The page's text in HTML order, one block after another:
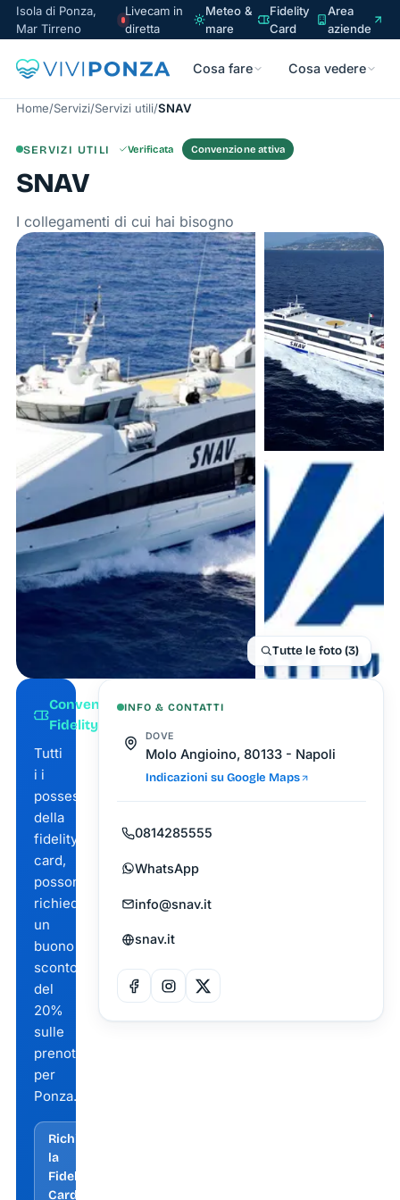
Isola di Ponza,
Mar Tirreno
Livecam in
diretta
Meteo &
mare
Fidelity
Card
Area
aziende
Cosa fare Cosa vedere
Home/Servizi/Servizi utili/SNAV
SERVIZI UTILI Verificata Convenzione attiva
SNAV
I collegamenti di cui hai bisogno
Tutte le foto (3)
Convenzione
Fidelity Card
Tutti
i i
possessori
della
fidelity
card,
possono
richiedere
un
buono
sconto
del
20%
sulle
prenotazioni
per
Ponza.
Richiedi
la
Fidelity
Card
INFO & CONTATTI
DOVE
Molo Angioino, 80133 - Napoli
Indicazioni su Google Maps
0814285555
WhatsApp
info@snav.it
snav.it